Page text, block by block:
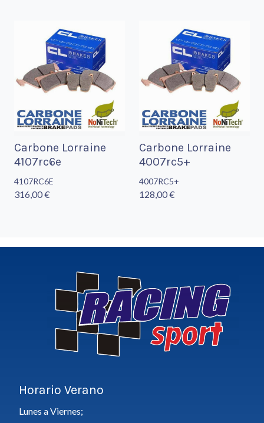
Carbone Lorraine
4107rc6e
4107RC6E
316,00 €
Carbone Lorraine
4007rc5+
4007RC5+
128,00 €
Horario Verano
Lunes a Viernes;